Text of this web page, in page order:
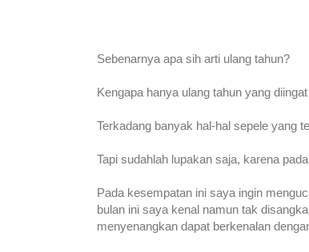
Sebenarnya apa sih arti ulang tahun?
Kengapa hanya ulang tahun yang
Terkadang banyak hal-hal sepele yang
Tapi sudahlah lupakan saja, karena
Pada kesempatan ini saya ingin
bulan ini saya kenal namun tak
menyenangkan dapat berkenalan